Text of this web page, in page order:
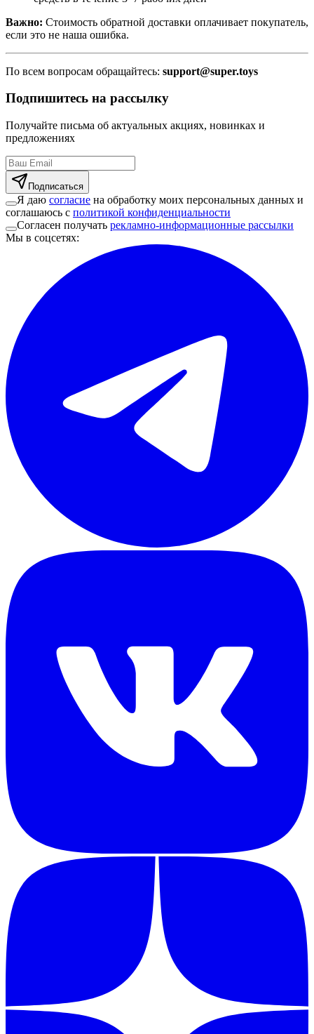
Важно: Стоимость обратной доставки оплачивает покупатель,
если это не наша ошибка.
По всем вопросам обращайтесь: support@super.toys
Подпишитесь на рассылку
Получайте письма об актуальных акциях, новинках и
предложениях
Подписаться
Я даю согласие на обработку моих персональных данных и
соглашаюсь с политикой конфиденциальности
Согласен получать рекламно-информационные рассылки
Мы в соцсетях: